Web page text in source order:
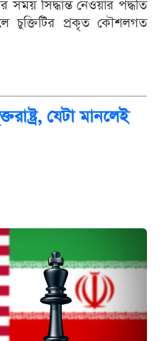
সময় সিদ্ধান্ত নেওয়ার পদ্ধতি
চুক্তিটির প্রকৃত কৌশলগত
যেটা মানলেই